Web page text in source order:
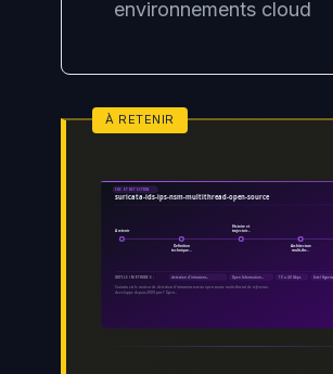
environnements cloud
SOC ET DETECTION
suricata-ids-ips-nsm-multithread-open-source
A retenir
Definition
technique…
trajectoir…
Histoire et
Architecture
multi-thr…
OUTILS / MÉTHODES : detection d'intrusions… Open Information… 10 a 40 Gbps Intel
Suricata est le moteur de detection d'intrusions reseau open source multi-thread de reference,
developpe depuis 2009 par l' Open…